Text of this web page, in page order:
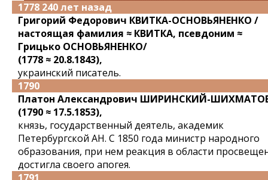
1778 240 лет назад
Григорий Федорович КВИТКА-ОСНОВЬЯНЕНКО /
настоящая фамилия ≈ КВИТКА, псевдоним ≈
Грицько ОСНОВЬЯНЕНКО/
(1778 ≈ 20.8.1843),
украинский писатель.
1790
Платон Александрович ШИРИНСКИЙ-
(1790 ≈ 17.5.1853),
князь, государственный деятель, академик
Петербургской АН. С 1850 года министр народного
образования, при нем реакция в области
достигла своего апогея.